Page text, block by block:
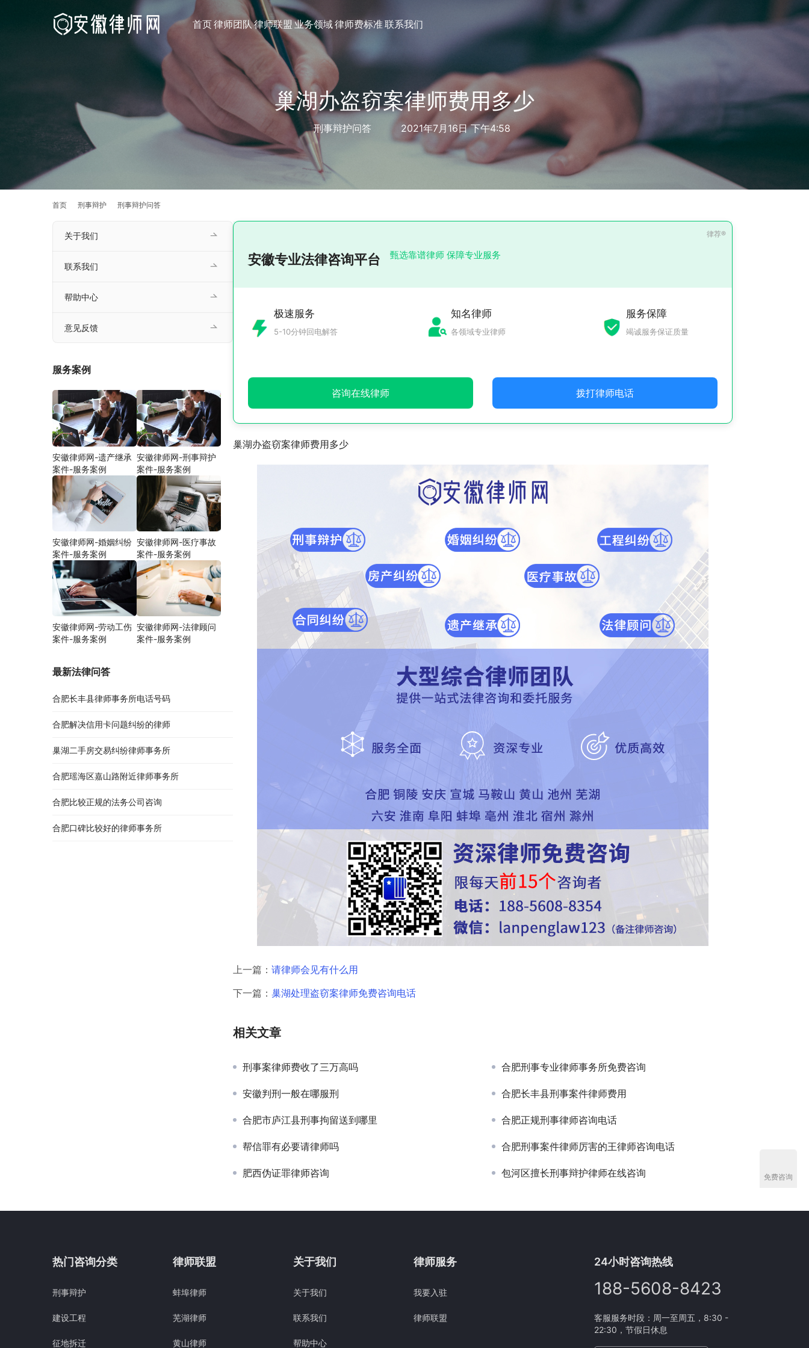
首页律师团队律师联盟业务领域律师费标准联系我们
巢湖办盗窃案律师费用多少
刑事辩护问答 2021年7月16日 下午4:58
首页 刑事辩护 刑事辩护问答
安徽专业法律咨询平台 甄选靠谱律师 保障专业服务
极速服务
5-10分钟回电解答
知名律师
各领域专业律师
服务保障
竭诚服务保证质量
咨询在线律师 拨打律师电话
巢湖办盗窃案律师费用多少
上一篇： 请律师会见有什么用
下一篇： 巢湖处理盗窃案律师免费咨询电话
相关文章
刑事案律师费收了三万高吗 合肥刑事专业律师事务所免费咨询
安徽判刑一般在哪服刑 合肥长丰县刑事案件律师费用
合肥市庐江县刑事拘留送到哪里 合肥正规刑事律师咨询电话
帮信罪有必要请律师吗 合肥刑事案件律师厉害的王律师咨询电话
肥西伪证罪律师咨询 包河区擅长刑事辩护律师在线咨询
关于我们
联系我们
帮助中心
意见反馈
服务案例
安徽律师网-遗产继承
案件-服务案例
安徽律师网-刑事辩护
案件-服务案例
安徽律师网-婚姻纠纷
案件-服务案例
安徽律师网-医疗事故
案件-服务案例
安徽律师网-劳动工伤
案件-服务案例
安徽律师网-法律顾问
案件-服务案例
最新法律问答
合肥长丰县律师事务所电话号码
合肥解决信用卡问题纠纷的律师
巢湖二手房交易纠纷律师事务所
合肥瑶海区嘉山路附近律师事务所
合肥比较正规的法务公司咨询
合肥口碑比较好的律师事务所
热门咨询分类
刑事辩护
建设工程
征地拆迁
律师联盟
蚌埠律师
芜湖律师
黄山律师
关于我们
关于我们
联系我们
帮助中心
律师服务
我要入驻
律师联盟
24小时咨询热线
188-5608-8423
客服服务时段：周一至周五，8:30 -
22:30，节假日休息
免费咨询